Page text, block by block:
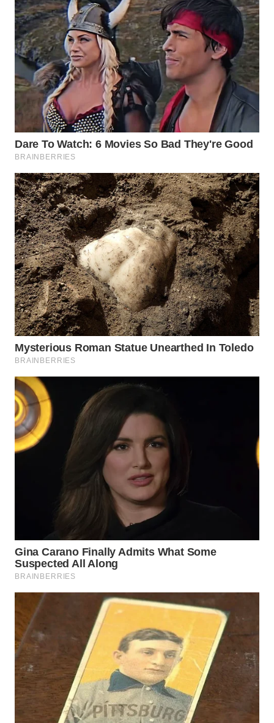
MALUT
WN
DAIRI
WN
DANAU
TOBA
WN
NIAS
WN
LANGKAT
WN
TAPANULI
SELATAN
WN
TANJUNG
LESUNG
WN
WN
SIMALUNGUN
LABUHANBATU
WN DELI
SERDANG
WN
TEBING
TINGGI
WN
PAKPAK
WN
KARAWANG